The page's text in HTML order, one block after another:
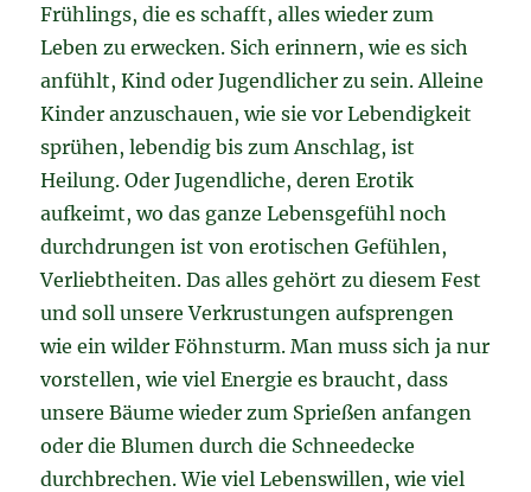
Frühlings, die es schafft, alles wieder zum
Leben zu erwecken. Sich erinnern, wie es sich
anfühlt, Kind oder Jugendlicher zu sein. Alleine
Kinder anzuschauen, wie sie vor Lebendigkeit
sprühen, lebendig bis zum Anschlag, ist
Heilung. Oder Jugendliche, deren Erotik
aufkeimt, wo das ganze Lebensgefühl noch
durchdrungen ist von erotischen Gefühlen,
Verliebtheiten. Das alles gehört zu diesem Fest
und soll unsere Verkrustungen aufsprengen
wie ein wilder Föhnsturm. Man muss sich ja nur
vorstellen, wie viel Energie es braucht, dass
unsere Bäume wieder zum Sprießen anfangen
oder die Blumen durch die Schneedecke
durchbrechen. Wie viel Lebenswillen, wie viel